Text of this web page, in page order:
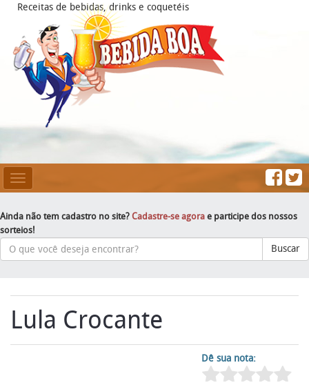
Receitas de bebidas, drinks e coquetéis
Mesclar
Navegação
Ainda não tem cadastro no site? Cadastre-se agora e participe dos nossos
sorteios!
Buscar
Lula Crocante
Dê sua nota: